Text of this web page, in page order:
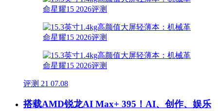
评测 21 07.08
搭载AMD锐龙AI Max+ 395！AI、创作、娱乐